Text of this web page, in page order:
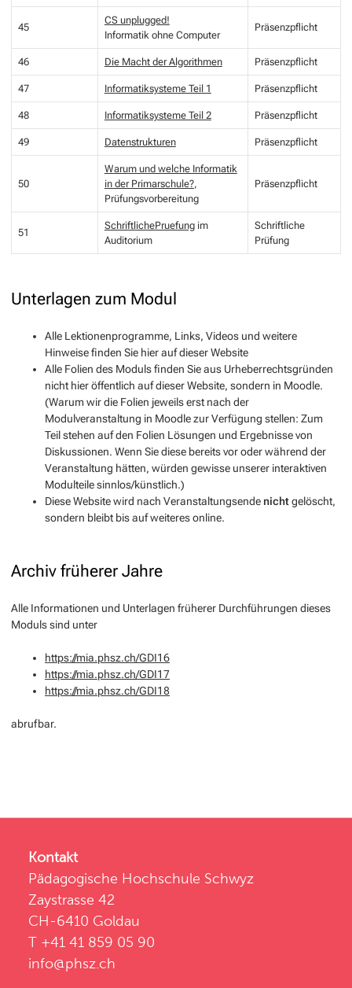
45
CS unplugged!
Informatik ohne Computer
Präsenzpflicht
46 Die Macht der Algorithmen Präsenzpflicht
47 Informatiksysteme Teil 1 Präsenzpflicht
48 Informatiksysteme Teil 2 Präsenzpflicht
49 Datenstrukturen Präsenzpflicht
50
Warum und welche Informatik
in der Primarschule?,
Prüfungsvorbereitung
Präsenzpflicht
51
SchriftlichePruefungim
Auditorium
Schriftliche
Prüfung
Unterlagen zum Modul
Alle Lektionenprogramme, Links, Videos und weitere
Hinweise finden Sie hier auf dieser Website
Alle Folien des Moduls finden Sie aus Urheberrechtsgründen
nicht hier öffentlich auf dieser Website, sondern in Moodle.
(Warum wir die Folien jeweils erst nach der
Modulveranstaltung in Moodle zur Verfügung stellen: Zum
Teil stehen auf den Folien Lösungen und Ergebnisse von
Diskussionen. Wenn Sie diese bereits vor oder während der
Veranstaltung hätten, würden gewisse unserer interaktiven
Modulteile sinnlos/künstlich.)
Diese Website wird nach Veranstaltungsende nichtgelöscht,
sondern bleibt bis auf weiteres online.
Archiv früherer Jahre
Alle Informationen und Unterlagen früherer Durchführungen dieses
Moduls sind unter
https://mia.phsz.ch/GDI16
https://mia.phsz.ch/GDI17
https://mia.phsz.ch/GDI18
abrufbar.
Kontakt
Pädagogische Hochschule Schwyz
Zaystrasse 42
CH-6410 Goldau
T +41 41 859 05 90
info@phsz.ch